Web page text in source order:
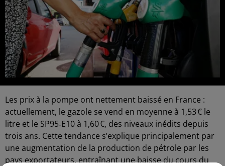
Les prix à la pompe ont nettement baissé en France :
actuellement, le gazole se vend en moyenne à 1,53 € le
litre et le SP95‑E10 à 1,60 €, des niveaux inédits depuis
trois ans. Cette tendance s’explique principalement par
une augmentation de la production de pétrole par les
pays exportateurs, entraînant une baisse du cours du